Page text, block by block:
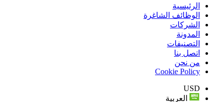
الرئيسية
الوظائف الشاغرة
الشركات
المدونة
التصنيفات
اتصل بنا
من نحن
Cookie Policy
USD
العربية